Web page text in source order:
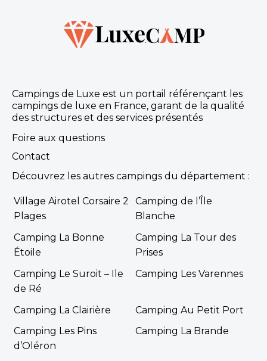
Campings de Luxe est un portail référençant les
campings de luxe en France, garant de la qualité
des structures et des services présentés
Foire aux questions
Contact
Découvrez les autres campings du département :
Village Airotel Corsaire 2
Plages
Camping de l’Île
Blanche
Camping La Bonne
Étoile
Camping La Tour des
Prises
Camping Le Suroit – Ile
de Ré
Camping Les Varennes
Camping La Clairière
Camping Au Petit Port
Camping Les Pins
d’Oléron
Camping La Brande